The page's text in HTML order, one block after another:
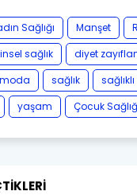
Sağlığı Manşet
sağlık
diyet
moda sağlık
yaşam Çocuk